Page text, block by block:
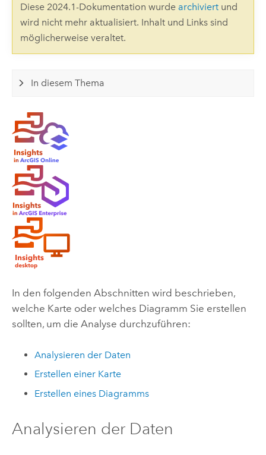
Diese 2024.1-Dokumentation wurde archiviertund
wird nicht mehr aktualisiert. Inhalt und Links sind
möglicherweise veraltet.
In diesem Thema
In den folgenden Abschnitten wird beschrieben,
welche Karte oder welches Diagramm Sie erstellen
sollten, um die Analyse durchzuführen:
Analysieren der Daten
Erstellen einer Karte
Erstellen eines Diagramms
Analysieren der Daten